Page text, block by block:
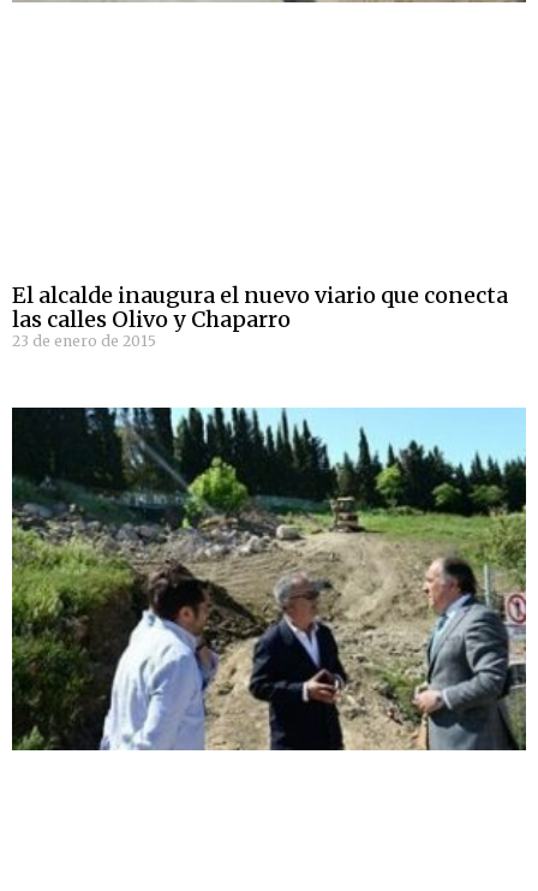
El alcalde inaugura el nuevo viario que conecta
las calles Olivo y Chaparro
23 de enero de 2015